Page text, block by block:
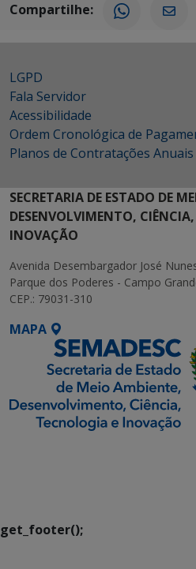
Compartilhe:
LGPD
Fala Servidor
Acessibilidade
Ordem Cronológica de
Planos de Contratações Anuais
SECRETARIA DE ESTADO DE
DESENVOLVIMENTO,
INOVAÇÃO
Avenida Desembargador José
Parque dos Poderes - Campo
CEP.: 79031-310
MAPA
get_footer();